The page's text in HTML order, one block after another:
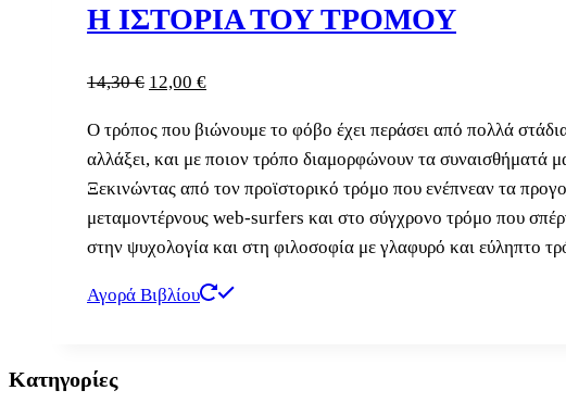
Η ΙΣΤΟΡΙΑ ΤΟΥ ΤΡΟΜΟΥ
14,30€ Original
was:
14,30 €.
12,00 €Η
τιμή
είναι:
12,00 €.
Ο τρόπος που βιώνουμε το φόβο έχει περάσει από πολλά
αλλάξει, και με ποιον τρόπο διαμορφώνουν τα συναισθήματά
Ξεκινώντας από τον προϊστορικό τρόμο που ενέπνεαν τα
μεταμοντέρνους web-surfers και στο σύγχρονο τρόμο που
στην ψυχολογία και στη φιλοσοφία με γλαφυρό και εύληπτο
Αγορά Βιβλίου
Κατηγορίες